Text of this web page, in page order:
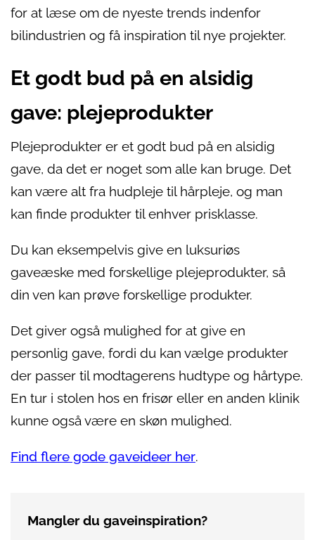
for at læse om de nyeste trends indenfor
bilindustrien og få inspiration til nye projekter.
Et godt bud på en alsidig
gave: plejeprodukter
Plejeprodukter er et godt bud på en alsidig
gave, da det er noget som alle kan bruge. Det
kan være alt fra hudpleje til hårpleje, og man
kan finde produkter til enhver prisklasse.
Du kan eksempelvis give en luksuriøs
gaveæske med forskellige plejeprodukter, så
din ven kan prøve forskellige produkter.
Det giver også mulighed for at give en
personlig gave, fordi du kan vælge produkter
der passer til modtagerens hudtype og hårtype.
En tur i stolen hos en frisør eller en anden klinik
kunne også være en skøn mulighed.
Find flere gode gaveideer her.
Mangler du gaveinspiration?